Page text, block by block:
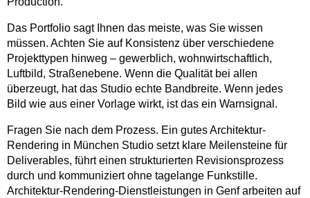
Das Portfolio sagt Ihnen das meiste, was Sie wissen
müssen. Achten Sie auf Konsistenz über verschiedene
Projekttypen hinweg – gewerblich, wohnwirtschaftlich,
Luftbild, Straßenebene. Wenn die Qualität bei allen
überzeugt, hat das Studio echte Bandbreite. Wenn jedes
Bild wie aus einer Vorlage wirkt, ist das ein Warnsignal.
Fragen Sie nach dem Prozess. Ein gutes Architektur-
Rendering in München Studio setzt klare Meilensteine für
Deliverables, führt einen strukturierten Revisionsprozess
durch und kommuniziert ohne tagelange Funkstille.
Architektur-Rendering-Dienstleistungen in Genf arbeiten auf